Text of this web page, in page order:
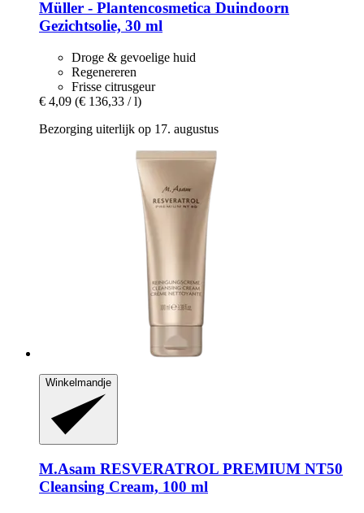
Müller - Plantencosmetica Duindoorn
Gezichtsolie, 30 ml
Droge & gevoelige huid
Regenereren
Frisse citrusgeur
€ 4,09 (€ 136,33 / l)
Bezorging uiterlijk op 17. augustus
Winkelmandje
M.Asam RESVERATROL PREMIUM NT50
Cleansing Cream, 100 ml